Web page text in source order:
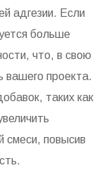
адгезии. Если
больше
что, в свою
вашего проекта.
таких как
смеси, повысив